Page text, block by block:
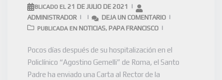
PUBLICADO EL 21 DE JULIO DE 2021
ADMINISTRADOR
DEJA UN COMENTARIO
PUBLICADA EN NOTICIAS, PAPA FRANCISCO
Pocos días después de su hospitalización en el
Policlínico “Agostino Gemelli” de Roma, el Santo
Padre ha enviado una Carta al Rector de la